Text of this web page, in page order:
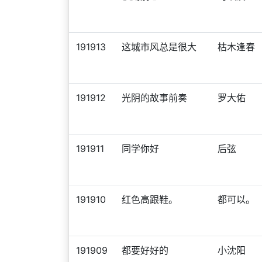
191913 这城市风总是很大 枯木逢春
191912 光阴的故事前奏 罗大佑
191911 同学你好 后弦
191910 红色高跟鞋。 都可以。
191909 都要好好的 小沈阳